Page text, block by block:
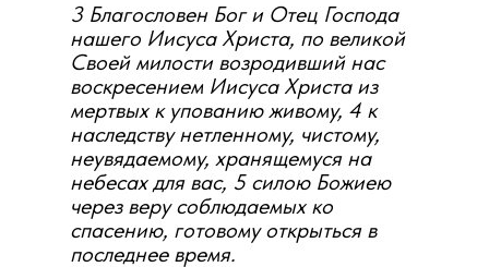
Веруй в
3 Благословен Бог и Отец Господа
нашего Иисуса Христа, по великой
Своей милости возродивший нас
воскресением Иисуса Христа из
мертвых к упованию живому, 4 к
наследству нетленному, чистому,
неувядаемому, хранящемуся на
небесах для вас, 5 силою Божиею
через веру соблюдаемых ко
спасению, готовому открыться в
последнее время.